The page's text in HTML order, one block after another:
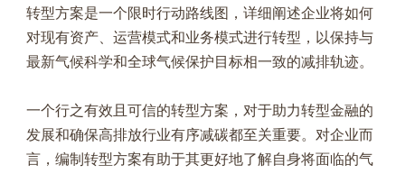
转型方案是一个限时行动路线图，详细阐述企业将如何
对现有资产、运营模式和业务模式进行转型，以保持与
最新气候科学和全球气候保护目标相一致的减排轨迹。
一个行之有效且可信的转型方案，对于助力转型金融的
发展和确保高排放行业有序减碳都至关重要。对企业而
言，编制转型方案有助于其更好地了解自身将面临的气